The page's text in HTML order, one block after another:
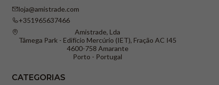
loja@amistrade.com
+351965637466
Amistrade, Lda
Tâmega Park - Edifício Mercúrio (IET), Fração AC I45
4600-758 Amarante
Porto - Portugal
CATEGORIAS